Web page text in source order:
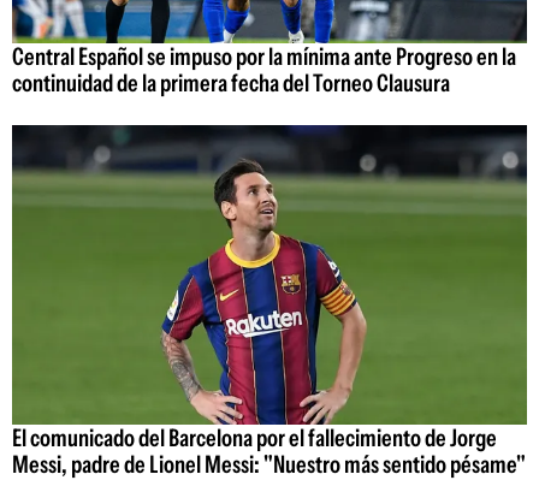
Central Español se impuso por la mínima ante Progreso en la
continuidad de la primera fecha del Torneo Clausura
El comunicado del Barcelona por el fallecimiento de Jorge
Messi, padre de Lionel Messi: "Nuestro más sentido pésame"